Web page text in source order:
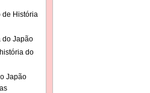
de História
do Japão
do
Japão